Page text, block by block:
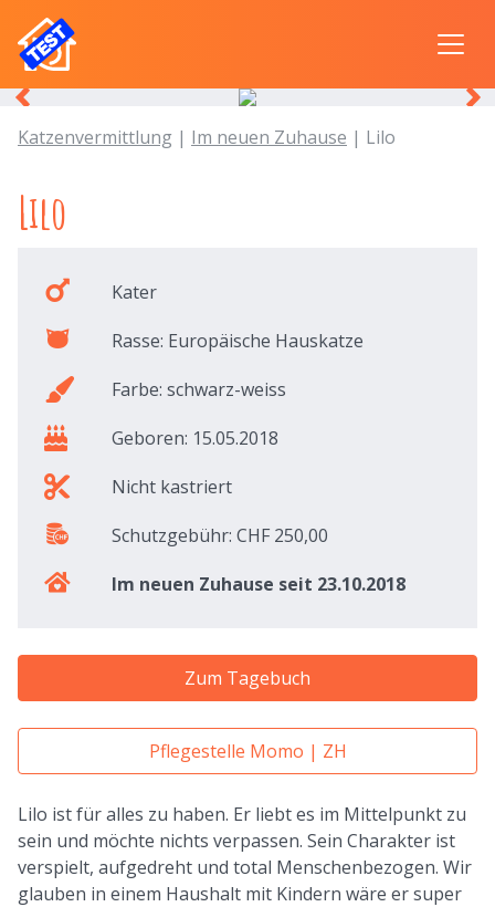
Katzenvermittlung | Im neuen Zuhause | Lilo
Lilo
Kater
Rasse: Europäische Hauskatze
Farbe: schwarz-weiss
Geboren: 15.05.2018
Nicht kastriert
Schutzgebühr: CHF 250,00
Im neuen Zuhause seit 23.10.2018
Zum Tagebuch
Pflegestelle Momo | ZH
Lilo ist für alles zu haben. Er liebt es im Mittelpunkt zu
sein und möchte nichts verpassen. Sein Charakter ist
verspielt, aufgedreht und total Menschenbezogen. Wir
glauben in einem Haushalt mit Kindern wäre er super